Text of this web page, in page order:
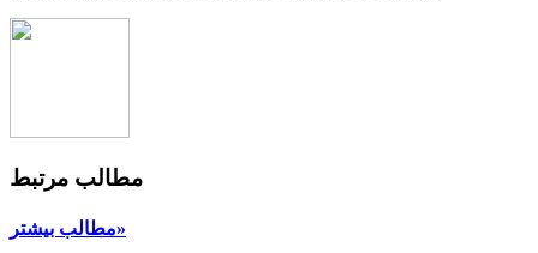
مطالب مرتبط
مطالب بیشتر»